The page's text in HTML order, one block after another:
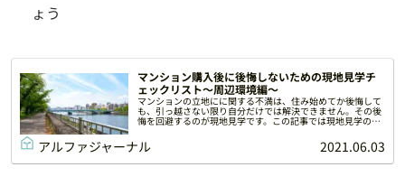
ょう
マンション購入後に後悔しないための現地見学チ
ェックリスト～周辺環境編～
マンションの立地にに関する不満は、住み始めてか後悔して
も、引っ越さない限り自分だけでは解決できません。その後
悔を回避するのが現地見学です。この記事では現地見学の手
ポイントを解説します。
アルファジャーナル 2021.06.03